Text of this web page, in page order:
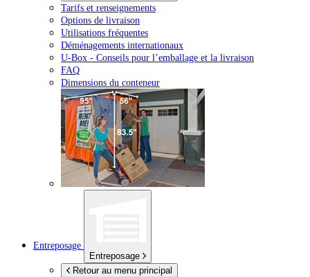
Tarifs et renseignements
Options de livraison
Utilisations fréquentes
Déménagements internationaux
U-Box - Conseils pour l’emballage et la livraison
FAQ
Dimensions du conteneur
Entreposage
Entreposage
Retour au menu principal